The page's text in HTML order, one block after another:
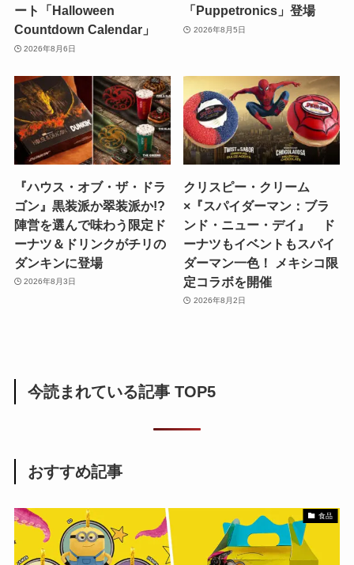
ート「Halloween
Countdown Calendar」
2026年8月6日
「Puppetronics」登場
2026年8月5日
『ハウス・オブ・ザ・ドラ
ゴン』黒装派か翠装派か!?
陣営を選んで味わう限定ド
ーナツ＆ドリンクがチリの
ダンキンに登場
2026年8月3日
クリスピー・クリーム
×『スパイダーマン：ブラ
ンド・ニュー・デイ』 ド
ーナツもイベントもスパイ
ダーマン一色！ メキシコ限
定コラボを開催
2026年8月2日
今読まれている記事 TOP5
おすすめ記事
食品